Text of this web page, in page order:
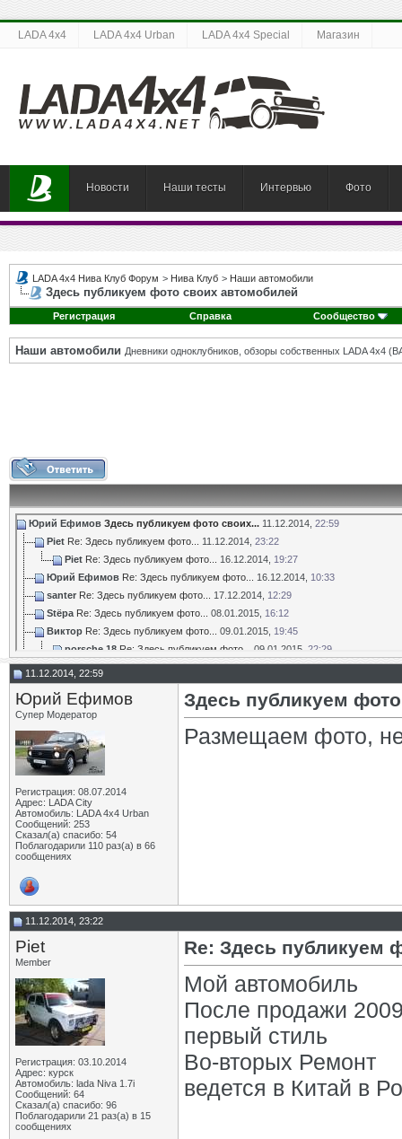
LADA 4x4 LADA 4x4 Urban LADA 4x4 Special Магазин
Новости Наши тесты Интервью Фото
LADA 4x4 Нива Клуб Форум > Нива Клуб > Наши автомобили
Здесь публикуем фото своих автомобилей
Регистрация Справка Сообщество
Наши автомобили Дневники одноклубников, обзоры собственных LADA 4x4
Юрий Ефимов Здесь публикуем фото своих... 11.12.2014, 22:59
Piet Re: Здесь публикуем фото... 11.12.2014, 23:22
Piet Re: Здесь публикуем фото... 16.12.2014, 19:27
Юрий Ефимов Re: Здесь публикуем фото... 16.12.2014, 10:33
santer Re: Здесь публикуем фото... 17.12.2014, 12:29
Stёpa Re: Здесь публикуем фото... 08.01.2015, 16:12
Виктор Re: Здесь публикуем фото... 09.01.2015, 19:45
porsche 18 Re: Здесь публикуем фото... 09.01.2015, 22:29
Виктор Re: Здесь публикуем фото...10.01.2015,09:32
Юрий Ефимов Re: Здесь публикуем фото...14.02.2015,15:13
TiXon Re: Здесь публикуем фото...15.02.2015,19:15
TiXon Re: Здесь публикуем фото...24.03.2015,19:59
Юрий Ефимов
Re: Здесь публикуем фото... 28.03.2015,
23:50
Юрий Ефимов
TiXon Re: Здесь публикуем фото...
porsche 18 Re: Здесь публикуем фото...
santer
Re: Здесь публикуем фото...
Юрий Ефимов
santer Re: Здесь публикуем фото...
Dim4iK)) Re: Здесь публикуем фото...
Re: Здесь публикуем фото... 20.04.2016,23:14
More Re: Здесь публикуем фото...25.11.2023,00:58
11.12.2014, 22:59
Юрий Ефимов
Супер Модератор
Регистрация: 08.07.2014
Адрес: LADA City
Автомобиль: LADA 4x4 Urban
Сообщений: 253
Сказал(а) спасибо: 54
Поблагодарили 110 раз(а) в 66
сообщениях
Здесь публикуем
Размещаем фото,
11.12.2014, 23:22
Piet
Member
Регистрация: 03.10.2014
Адрес: курск
Автомобиль: lada Niva 1.7i
Сообщений: 64
Сказал(а) спасибо: 96
Поблагодарили 21 раз(а) в 15
сообщениях
Re: Здесь публикуем
Мой автомобиль
После продажи
первый стиль
Во-вторых Ремонт
ведется в Китай в